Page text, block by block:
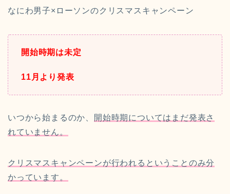
なにわ男子×ローソンのクリスマスキャンペーン
開始時期は未定
11月より発表
いつから始まるのか、
開始時期についてはまだ発表さ
れていません。
クリスマスキャンペーンが行われるということのみ分
かっています。